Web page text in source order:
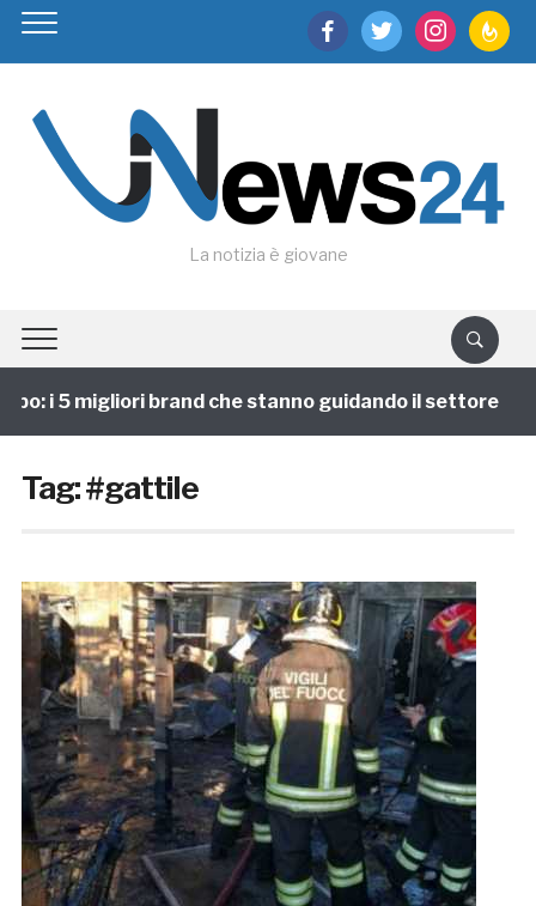
facebooktwitter instagram
La notizia è giovane
i 5 migliori brand che stanno guidando il settore
Tag:#gattile